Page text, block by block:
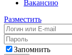
Вакансию
Разместить
Запомнить